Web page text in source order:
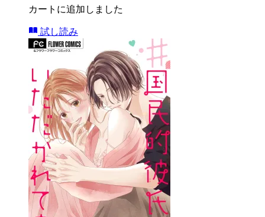
カートに追加しました
試し読み